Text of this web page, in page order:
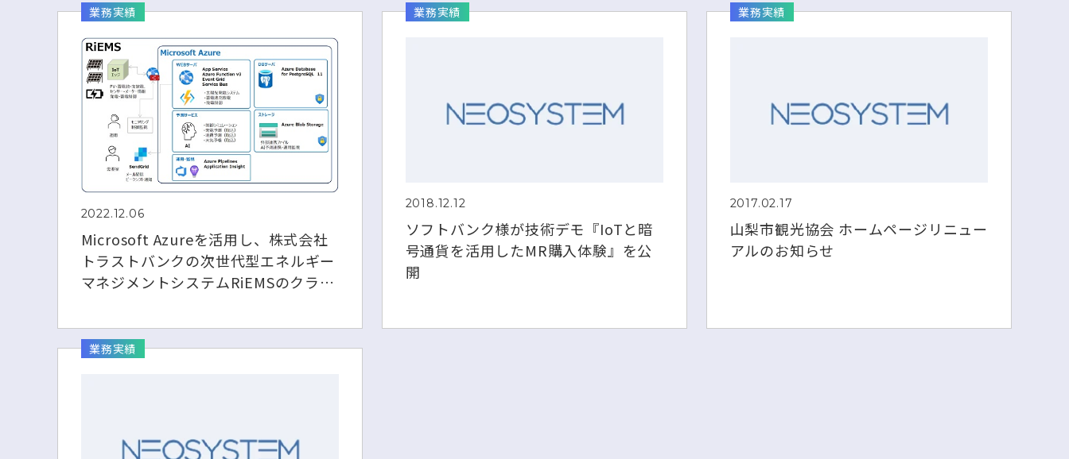
業務実績
2022.12.06
Microsoft Azureを活用し、株式会社
トラストバンクの次世代型エネルギー
マネジメントシステムRiEMSのクラウ
業務実績
2018.12.12
ソフトバンク様が技術デモ『IoTと暗
号通貨を活用したMR購入体験』を公
開
業務実績
2017.02.17
山梨市観光協会 ホームページリニュー
アルのお知らせ
業務実績